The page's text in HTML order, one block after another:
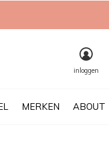
MERKEN ABOUT
inloggen